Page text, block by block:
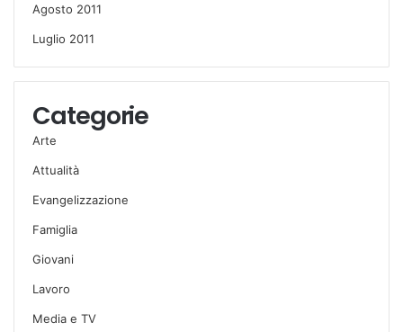
Agosto 2011
Luglio 2011
Categorie
Arte
Attualità
Evangelizzazione
Famiglia
Giovani
Lavoro
Media e TV